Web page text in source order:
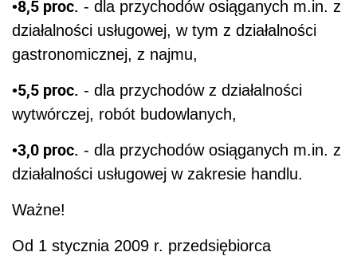
•8,5 proc. - dla przychodów osiąganych m.in. z
działalności usługowej, w tym z działalności
gastronomicznej, z najmu,
•5,5 proc. - dla przychodów z działalności
wytwórczej, robót budowlanych,
•3,0 proc. - dla przychodów osiąganych m.in. z
działalności usługowej w zakresie handlu.
Ważne!
Od 1 stycznia 2009 r. przedsiębiorca